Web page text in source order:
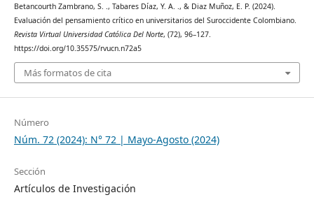
Betancourth Zambrano, S. ., Tabares Díaz, Y. A. ., & Diaz Muñoz, E. P. (2024).
Evaluación del pensamiento crítico en universitarios del Suroccidente Colombiano.
Revista Virtual Universidad Católica Del Norte, (72), 96–127.
https://doi.org/10.35575/rvucn.n72a5
Más formatos de cita
Número
Núm. 72 (2024): N° 72 | Mayo-Agosto (2024)
Sección
Artículos de Investigación